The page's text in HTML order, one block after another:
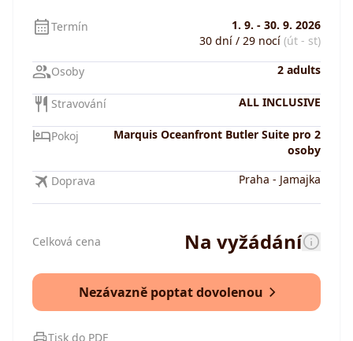
Termín 1. 9. - 30. 9. 2026
30 dní / 29 nocí (út - st)
Osoby 2 adults
Stravování ALL INCLUSIVE
Pokoj
Marquis Oceanfront Butler Suite pro 2
osoby
Doprava Praha - Jamajka
Celková cena Na vyžádání
Nezávazně poptat dovolenou
Tisk do PDF